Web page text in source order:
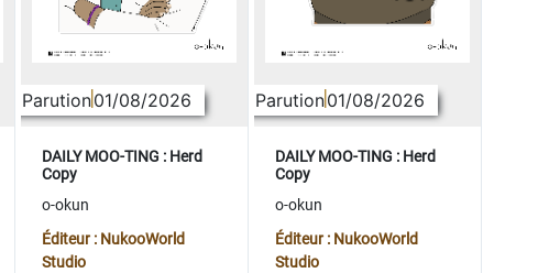
Parution01/08/2026
DAILY MOO-TING : Herd
Copy
o-okun
Éditeur : NukooWorld
Studio
Parution01/08/2026
DAILY MOO-TING : Herd
Copy
o-okun
Éditeur : NukooWorld
Studio